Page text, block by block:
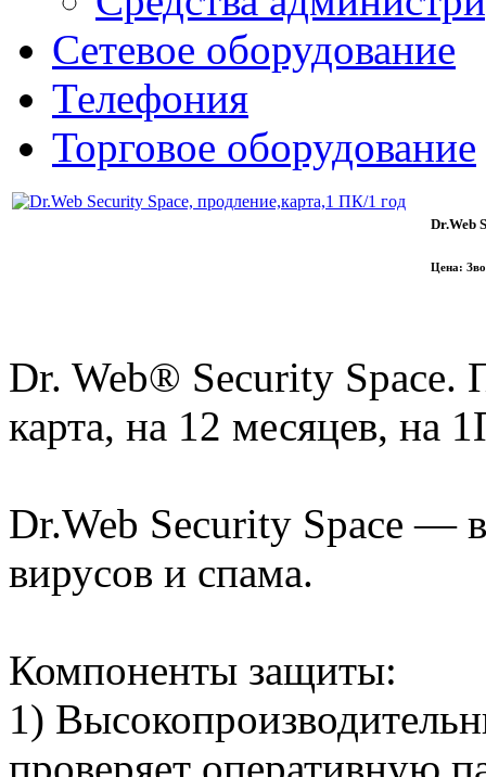
Сетевое оборудование
Телефония
Торговое оборудование
Dr.Web
Цена:
Dr. Web® Security Space.
карта, на 12 месяцев, на
Dr.Web Security Space —
вирусов и спама.
Компоненты защиты:
1)